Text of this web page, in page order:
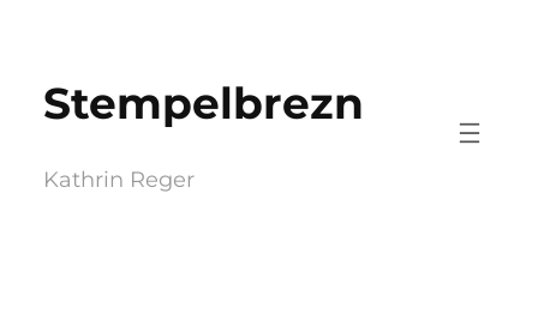
springen
Stempelbrezn
Kathrin Reger